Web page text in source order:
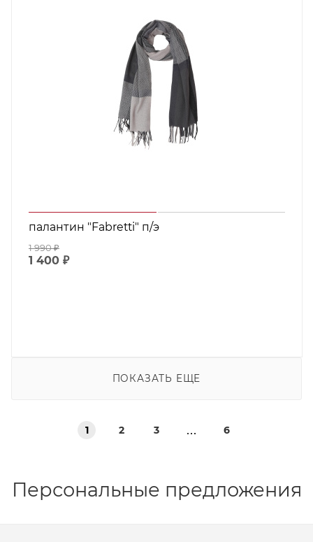
палантин "Fabretti" п/э
1 990₽
1 400 ₽
ПОКАЗАТЬ ЕЩЕ
1 2 3 6
Персональные предложения